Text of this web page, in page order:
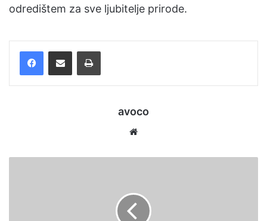
odredištem za sve ljubitelje prirode.
FacebookPodijelite putem e-pošte Ispis
avoco